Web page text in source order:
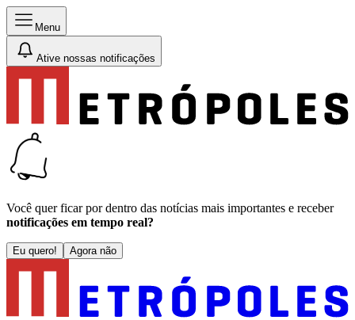
Menu
Ative nossas notificações
Você quer ficar por dentro das notícias mais importantes e receber
notificações em tempo real?
Eu quero! Agora não